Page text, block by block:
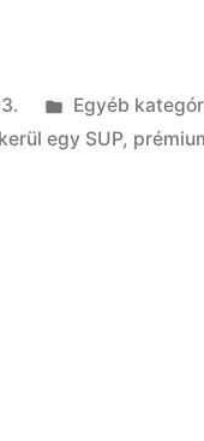
Kategória:
Egyéb
egy SUP,